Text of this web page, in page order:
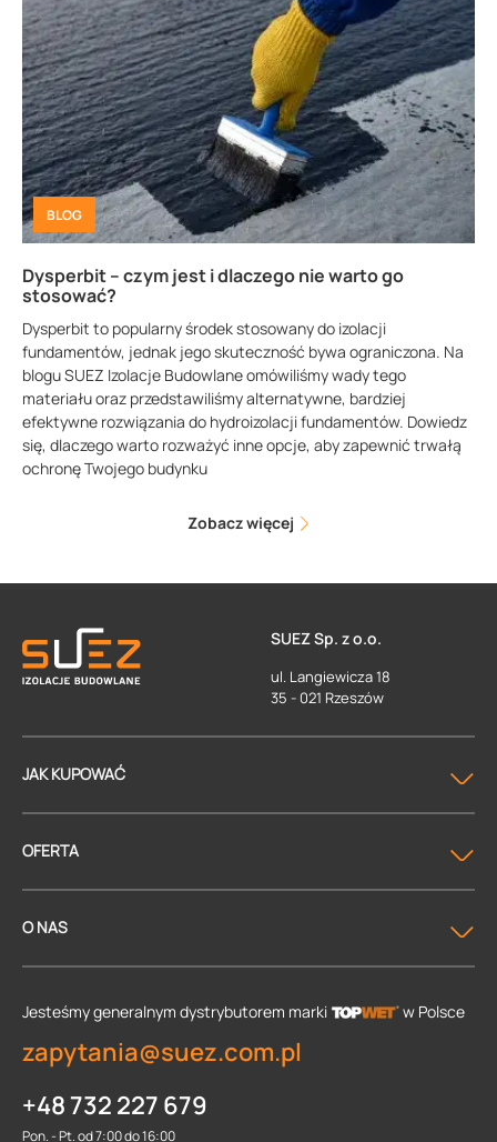
BLOG
Dysperbit – czym jest i dlaczego nie warto go
stosować?
Dysperbit to popularny środek stosowany do izolacji
fundamentów, jednak jego skuteczność bywa ograniczona. Na
blogu SUEZ Izolacje Budowlane omówiliśmy wady tego
materiału oraz przedstawiliśmy alternatywne, bardziej
efektywne rozwiązania do hydroizolacji fundamentów. Dowiedz
się, dlaczego warto rozważyć inne opcje, aby zapewnić trwałą
ochronę Twojego budynku
Zobacz więcej
SUEZ Sp. z o.o.
ul. Langiewicza 18
35 - 021 Rzeszów
JAK KUPOWAĆ
OFERTA
O NAS
Jesteśmy generalnym dystrybutorem marki w Polsce
zapytania@suez.com.pl
+48 732 227 679
Pon. - Pt. od 7:00 do 16:00